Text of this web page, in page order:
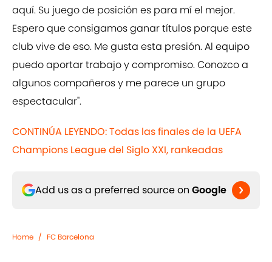
aquí. Su juego de posición es para mí el mejor.
Espero que consigamos ganar títulos porque este
club vive de eso. Me gusta esta presión. Al equipo
puedo aportar trabajo y compromiso. Conozco a
algunos compañeros y me parece un grupo
espectacular".
CONTINÚA LEYENDO: Todas las finales de la UEFA
Champions League del Siglo XXI, rankeadas
Add us as a preferred source on Google
Home / FC Barcelona